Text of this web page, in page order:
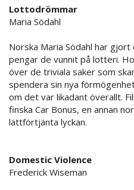
Lottodrömmar
Maria Södahl
Norska Maria Södahl har
pengar de vunnit på lotteri.
över de triviala saker som
spendera sin nya
om det var likadant överallt.
finska Car Bonus, en annan
lättförtjänta lyckan.
Domestic Violence
Frederick Wiseman